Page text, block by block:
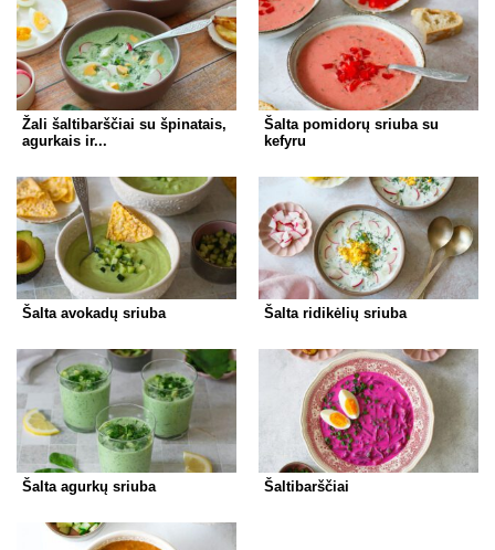
Žali šaltibarščiai su špinatais,
agurkais ir...
Šalta pomidorų sriuba su
kefyru
Šalta avokadų sriuba Šalta ridikėlių sriuba
Šalta agurkų sriuba Šaltibarščiai